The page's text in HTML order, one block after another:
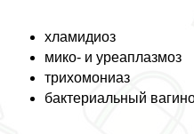
xлaмидиоз
мико- и уреаплазмоз
трихомониаз
бактериальный